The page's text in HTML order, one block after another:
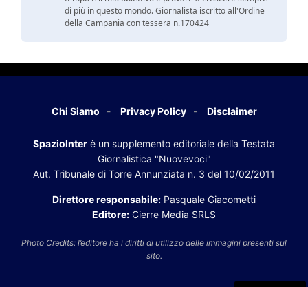
di più in questo mondo. Giornalista iscritto all'Ordine
della Campania con tessera n.170424
Chi Siamo Privacy Policy Disclaimer
SpazioInter è un supplemento editoriale della Testata
Giornalistica "Nuovevoci"
Aut. Tribunale di Torre Annunziata n. 3 del 10/02/2011
Direttore responsabile: Pasquale Giacometti
Editore: Cierre Media SRLS
Photo Credits: l’editore ha i diritti di utilizzo delle immagini presenti sul
sito.